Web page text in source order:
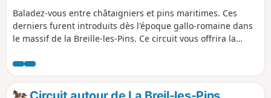
Baladez-vous entre châtaigniers et pins maritimes. Ces
derniers furent introduits dès l'époque gallo-romaine dans
le massif de la Breille-les-Pins. Ce circuit vous offrira la
comme la cigogne noire, le circaète Jean-le-Blanc. À la
tombée de la nuit, si vous êtes discret, vous pourrez
apercevoir le cerf ou le sanglier. Attention : Bien respecter